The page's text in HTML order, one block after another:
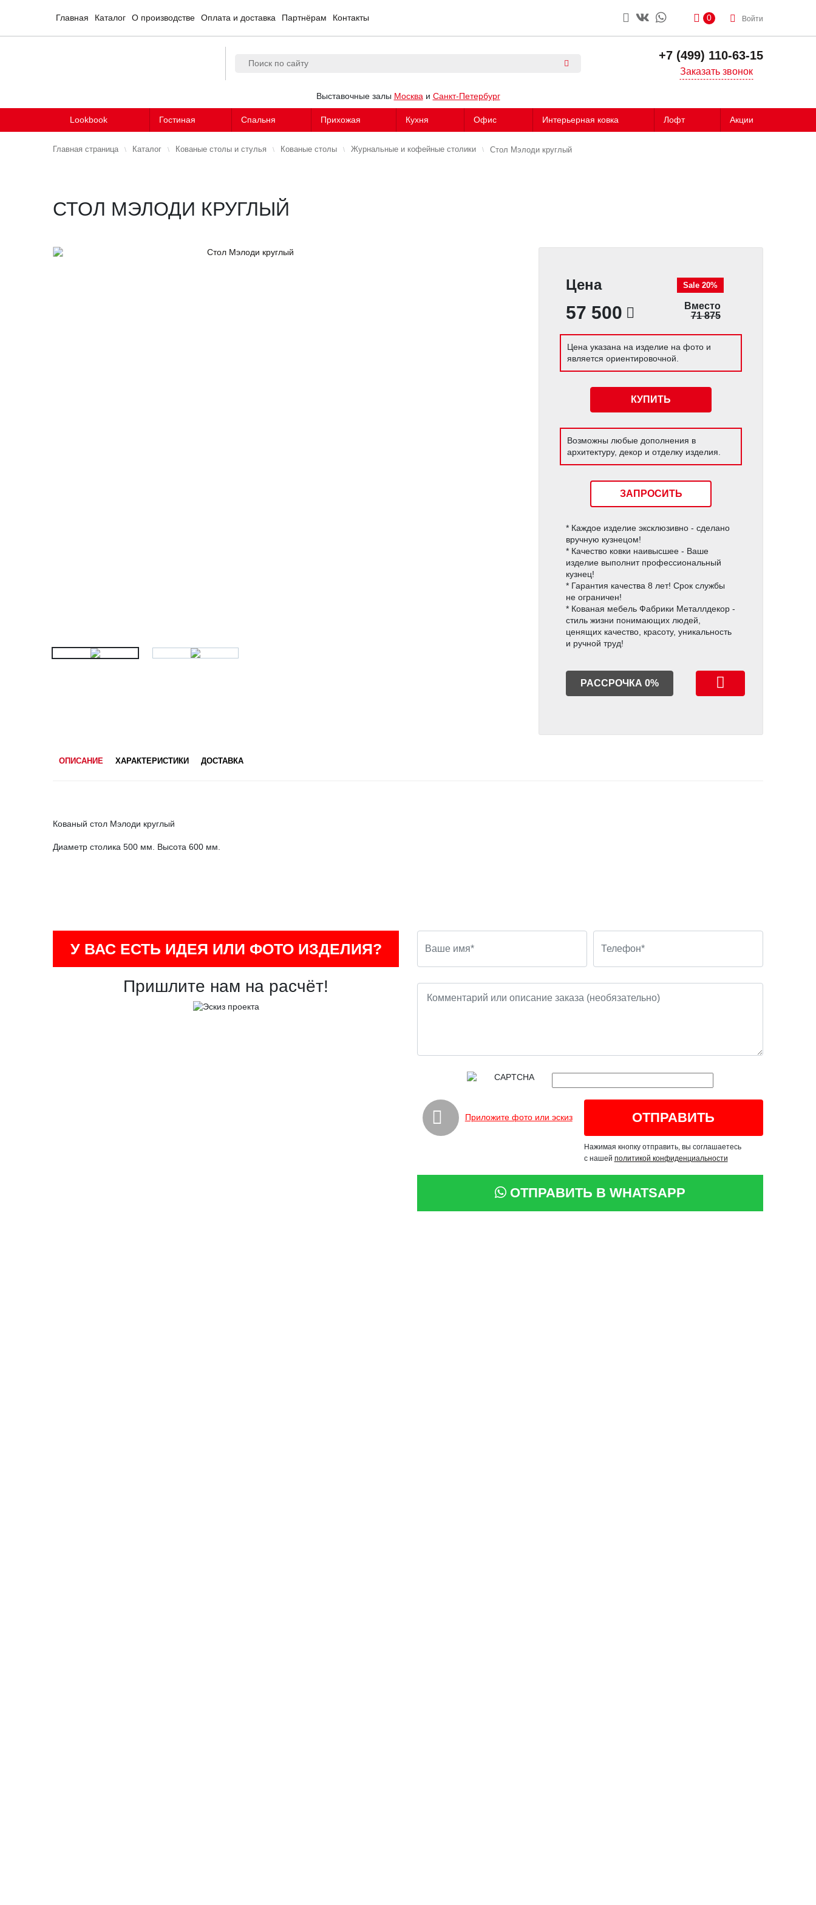
Главная Каталог О производстве Оплата и доставка Партнёрам Контакты 0 Войти
+7 (499) 110-63-15
Заказать звонок
Выставочные залы Москва и Санкт-Петербург
Lookbook Гостиная Спальня Прихожая Кухня Офис Интерьерная ковка Лофт Акции
Главная страница Каталог Кованые столы и стулья Кованые столы Журнальные и кофейные столики Стол Мэлоди круглый
СТОЛ МЭЛОДИ КРУГЛЫЙ
Цена
57 500
Sale 20%
Вместо
71 875
Цена указана на изделие на фото и
является ориентировочной.
КУПИТЬ
Возможны любые дополнения в
архитектуру, декор и отделку изделия.
ЗАПРОСИТЬ
* Каждое изделие эксклюзивно - сделано
вручную кузнецом!
* Качество ковки наивысшее - Ваше
изделие выполнит профессиональный
кузнец!
* Гарантия качества 8 лет! Срок службы
не ограничен!
* Кованая мебель Фабрики Металлдекор -
стиль жизни понимающих людей,
ценящих качество, красоту, уникальность
и ручной труд!
РАССРОЧКА 0%
ОПИСАНИЕ ХАРАКТЕРИСТИКИ ДОСТАВКА
Кованый стол Мэлоди круглый
Диаметр столика 500 мм. Высота 600 мм.
У ВАС ЕСТЬ ИДЕЯ ИЛИ ФОТО ИЗДЕЛИЯ?
Пришлите нам на расчёт!
Приложите фото или эскиз
Нажимая кнопку отправить, вы соглашаетесь
с нашей политикой конфиденциальности
ОТПРАВИТЬ В WHATSAPP